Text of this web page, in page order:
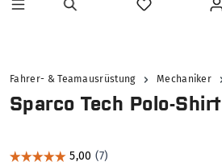
Fahrer- & Teamausrüstung Mechaniker
Sparco Tech Polo-Shirt